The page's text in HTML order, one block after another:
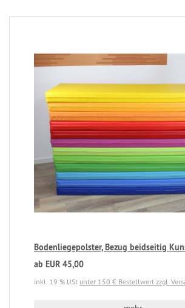
Bodenliegepolster, Bezug beidseitig
ab EUR 45,00
inkl. 19 % USt unter 150 € Bestellwert zzgl.